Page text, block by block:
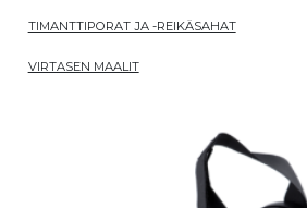
TIMANTTIPORAT JA -REIKÄSAHAT
VIRTASEN MAALIT